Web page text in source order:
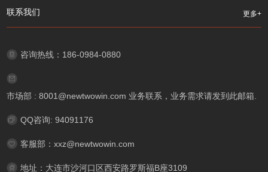
联系我们 更多+
咨询热线：186-0984-0880
市场部 : 8001@newtwowin.com 业务联系，业务需求请发到此邮箱.
QQ咨询: 94091176
客服部：xxz@newtwowin.com
地址：大连市沙河口区西安路罗斯福B座3109